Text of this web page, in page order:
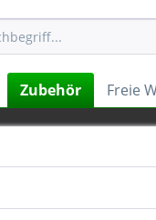
Zubehör Freie